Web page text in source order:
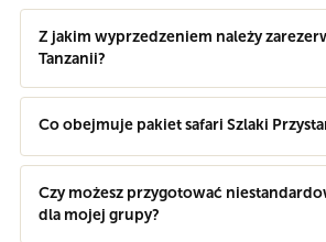
Z jakim wyprzedzeniem należy
Tanzanii?
Co obejmuje pakiet safari Szlaki
Czy możesz przygotować
dla mojej grupy?